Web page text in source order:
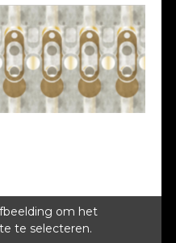
om het
te selecteren.